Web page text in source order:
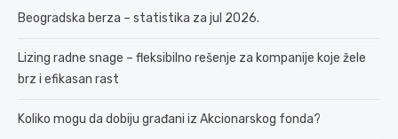
Beogradska berza – statistika za jul 2026.
Lizing radne snage – fleksibilno rešenje za kompanije koje žele
brz i efikasan rast
Koliko mogu da dobiju građani iz Akcionarskog fonda?